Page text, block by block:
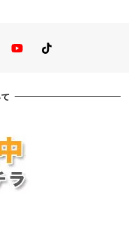
You TubeTikTok